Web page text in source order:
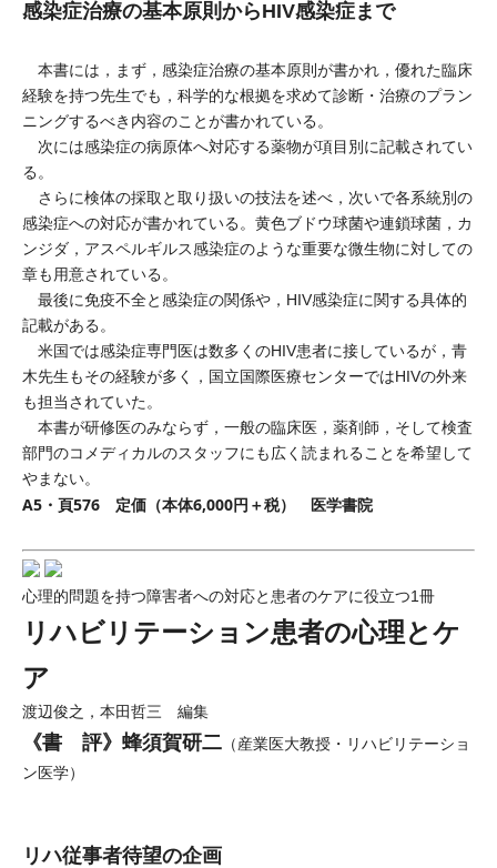
感染症治療の基本原則からHIV感染症まで
本書には，まず，感染症治療の基本原則が書かれ，優れた臨床
経験を持つ先生でも，科学的な根拠を求めて診断・治療のプラン
ニングするべき内容のことが書かれている。
次には感染症の病原体へ対応する薬物が項目別に記載されてい
る。
さらに検体の採取と取り扱いの技法を述べ，次いで各系統別の
感染症への対応が書かれている。黄色ブドウ球菌や連鎖球菌，カ
ンジダ，アスペルギルス感染症のような重要な微生物に対しての
章も用意されている。
最後に免疫不全と感染症の関係や，HIV感染症に関する具体的
記載がある。
米国では感染症専門医は数多くのHIV患者に接しているが，青
木先生もその経験が多く，国立国際医療センターではHIVの外来
も担当されていた。
本書が研修医のみならず，一般の臨床医，薬剤師，そして検査
部門のコメディカルのスタッフにも広く読まれることを希望して
やまない。
A5・頁576 定価（本体6,000円＋税） 医学書院
心理的問題を持つ障害者への対応と患者のケアに役立つ1冊
リハビリテーション患者の心理とケ
ア
渡辺俊之，本田哲三 編集
《書 評》蜂須賀研二 （産業医大教授・リハビリテーショ
ン医学）
リハ従事者待望の企画